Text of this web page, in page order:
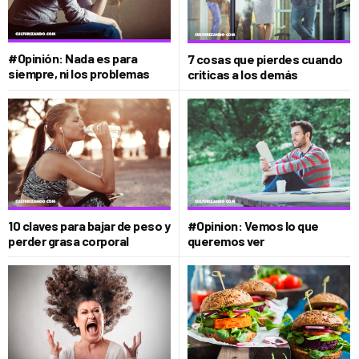
#Opinión: Nada es para
siempre, ni los problemas
7 cosas que pierdes cuando
criticas a los demás
10 claves para bajar de peso y
perder grasa corporal
#Opinion: Vemos lo que
queremos ver